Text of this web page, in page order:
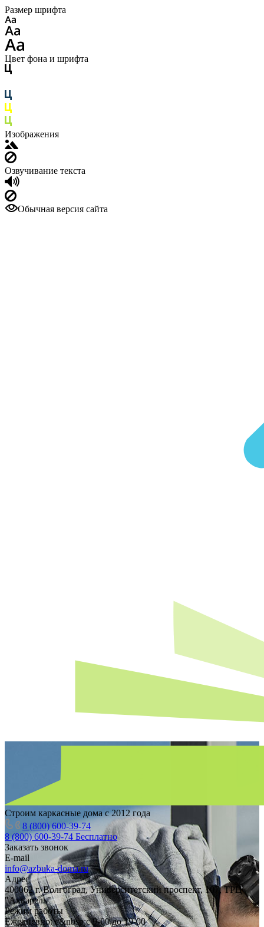
Размер шрифта
Цвет фона и шрифта
Изображения
Озвучивание текста
Обычная версия сайта
Строим каркасные дома с 2012 года
8 (800) 600-39-74
8 (800) 600-39-74 Бесплатно
Заказать звонок
E-mail
info@azbuka-doma.ru
Адрес
400062 г. Волгоград, Университетский проспект, 107, ТРЦ
"Акварель"
Режим работы
Ежедневно: с&nbsp;с 9-00 до 19-00